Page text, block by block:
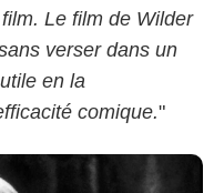
Le film de Wilder
verser dans un
en la
comique."